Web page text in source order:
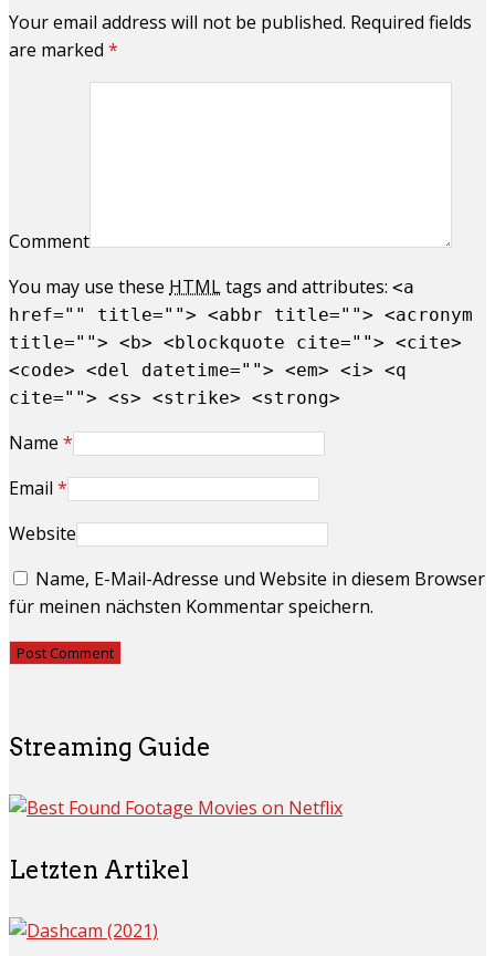
Your email address will not be published. Required fields
are marked *
Comment
You may use these HTMLtags and attributes: <a
href="" title=""> <abbr title=""> <acronym
title=""> <b> <blockquote cite=""> <cite>
<code> <del datetime=""> <em> <i> <q
cite=""> <s> <strike> <strong>
Name *
Email *
Website
Name, E-Mail-Adresse und Website in diesem Browser
für meinen nächsten Kommentar speichern.
Streaming Guide
Letzten Artikel